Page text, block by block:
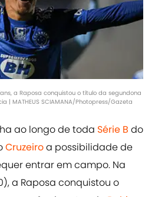
a Raposa conquistou o título da segundona
| MATHEUS SCIAMANA/Photopress/Gazeta
ao longo de toda Série B do
Cruzeiroa possibilidade de
entrar em campo. Na
a Raposa conquistou o